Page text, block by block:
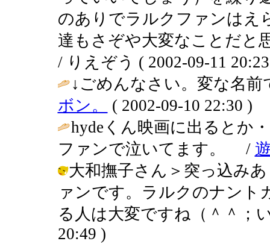
のありでラルクファンはえ
達もさぞや大変なことだ
/ りえぞう ( 2002-09-11
↓ごめんなさい。変な名
ボン。
( 2002-09-10 22:30 )
hydeくん映画に出るとか
ファンで泣いてます。 /
大和撫子さん＞突っ込み
ァンです。ラルクのナント
る人は大変ですね（＾＾；
20:49 )